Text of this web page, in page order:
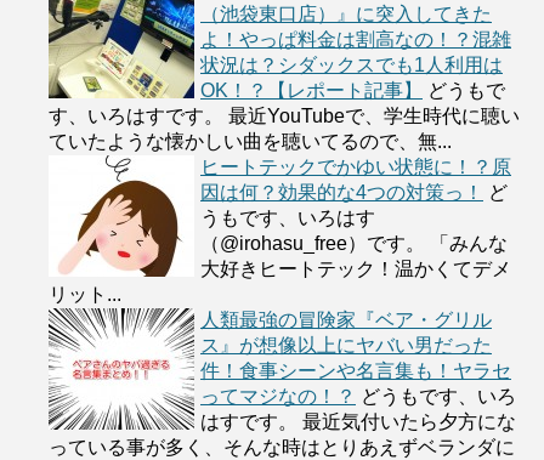
（池袋東口店）』に突入してきた
よ！やっぱ料金は割高なの！？混雑
状況は？シダックスでも1人利用は
OK！？【レポート記事】
どうもで
す、いろはすです。 最近YouTubeで、学生時代に聴い
ていたような懐かしい曲を聴いてるので、無...
ヒートテックでかゆい状態に！？原
因は何？効果的な4つの対策っ！
ど
うもです、いろはす
（@irohasu_free）です。 「みんな
大好きヒートテック！温かくてデメ
リット...
人類最強の冒険家『ベア・グリル
ス』が想像以上にヤバい男だった
件！食事シーンや名言集も！ヤラセ
ってマジなの！？ どうもです、いろ
はすです。 最近気付いたら夕方にな
っている事が多く、そんな時はとりあえずベランダに